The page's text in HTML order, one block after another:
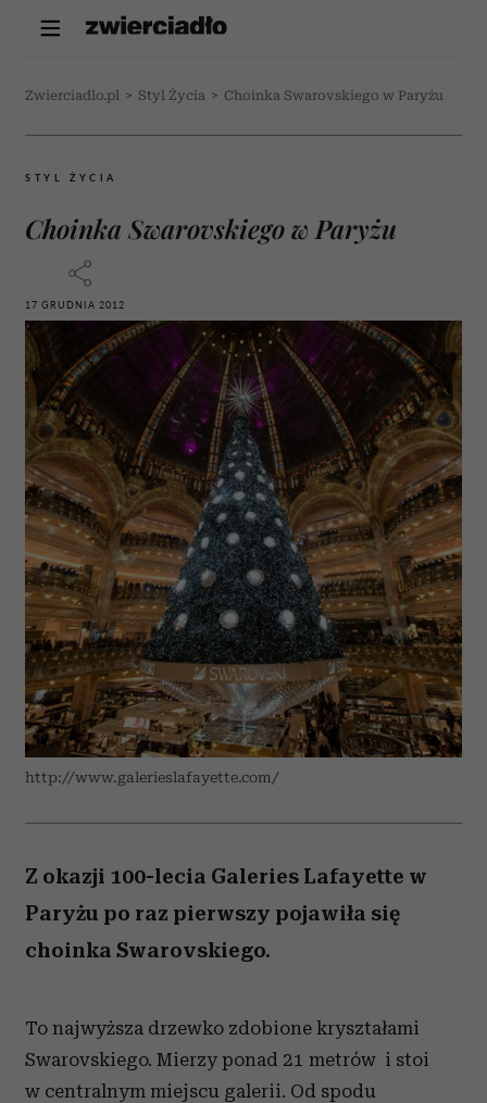
Zwierciadlo.pl > Styl Życia > Choinka Swarovskiego w Paryżu
STYL ŻYCIA
Choinka Swarovskiego w Paryżu
17 GRUDNIA 2012
http://www.galerieslafayette.com/
Z okazji 100-lecia Galeries Lafayette w
Paryżu po raz pierwszy pojawiła się
choinka Swarovskiego.
To najwyższa drzewko zdobione kryształami
Swarovskiego. Mierzy ponad 21 metrów i stoi
w centralnym miejscu galerii. Od spodu